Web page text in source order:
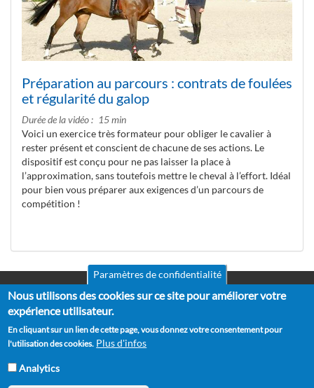
Préparation au parcours : contrats de foulées
et régularité du galop
Durée de la vidéo
15 min
Voici un exercice très formateur pour obliger le cavalier à
rester présent et conscient de chacune de ses actions. Le
dispositif est conçu pour ne pas laisser la place à
l’approximation, sans toutefois mettre le cheval à l’effort. Idéal
pour bien vous préparer aux exigences d’un parcours de
compétition !
Pied
de
page
Mentions légales
CGV
Politique de confidentialité
Politique de cookies
Paramètres de confidentialité
Nous utilisons des cookies sur ce site pour améliorer votre
expérience utilisateur.
En cliquant sur un lien de cette page, vous donnez votre consentement pour
l'utilisation des cookies. Plus d'infos
Analytics